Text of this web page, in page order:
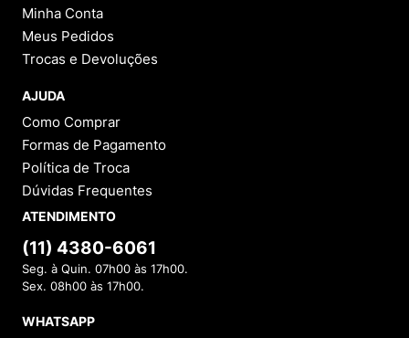
Minha Conta
Meus Pedidos
Trocas e Devoluções
AJUDA
Como Comprar
Formas de Pagamento
Política de Troca
Dúvidas Frequentes
ATENDIMENTO
(11) 4380-6061
Seg. à Quin. 07h00 às 17h00.
Sex. 08h00 às 17h00.
WHATSAPP